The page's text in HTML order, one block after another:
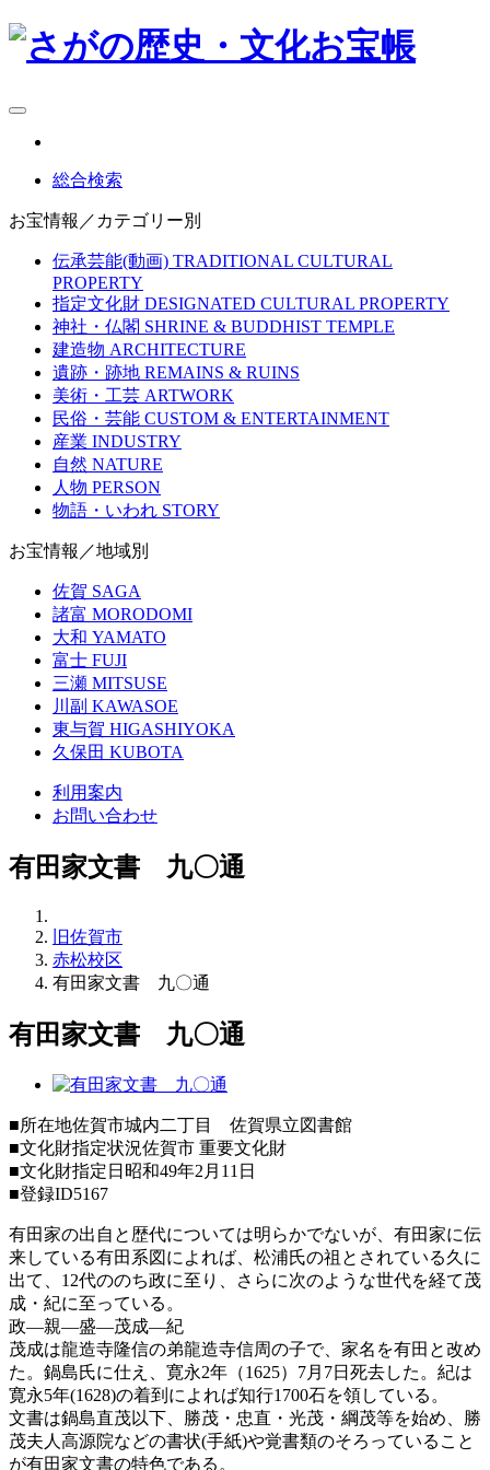
総合検索
お宝情報／カテゴリー別
伝承芸能(動画) TRADITIONAL CULTURAL
PROPERTY
指定文化財 DESIGNATED CULTURAL PROPERTY
神社・仏閣 SHRINE & BUDDHIST TEMPLE
建造物 ARCHITECTURE
遺跡・跡地 REMAINS & RUINS
美術・工芸 ARTWORK
民俗・芸能 CUSTOM & ENTERTAINMENT
産業 INDUSTRY
自然 NATURE
人物 PERSON
物語・いわれ STORY
お宝情報／地域別
佐賀 SAGA
諸富 MORODOMI
大和 YAMATO
富士 FUJI
三瀬 MITSUSE
川副 KAWASOE
東与賀 HIGASHIYOKA
久保田 KUBOTA
利用案内
お問い合わせ
有田家文書 九〇通
旧佐賀市
赤松校区
有田家文書 九〇通
有田家文書 九〇通
■所在地佐賀市城内二丁目 佐賀県立図書館
■文化財指定状況佐賀市 重要文化財
■文化財指定日 昭和49年2月11日
■登録ID5167
有田家の出自と歴代については明らかでないが、有田家に伝
来している有田系図によれば、松浦氏の祖とされている久に
出て、12代ののち政に至り、さらに次のような世代を経て茂
成・紀に至っている。
政―親―盛―茂成―紀
茂成は龍造寺隆信の弟龍造寺信周の子で、家名を有田と改め
た。鍋島氏に仕え、寛永2年（1625）7月7日死去した。紀は
寛永5年(1628)の着到によれば知行1700石を領している。
文書は鍋島直茂以下、勝茂・忠直・光茂・綱茂等を始め、勝
茂夫人高源院などの書状(手紙)や覚書類のそろっていること
が有田家文書の特色である。